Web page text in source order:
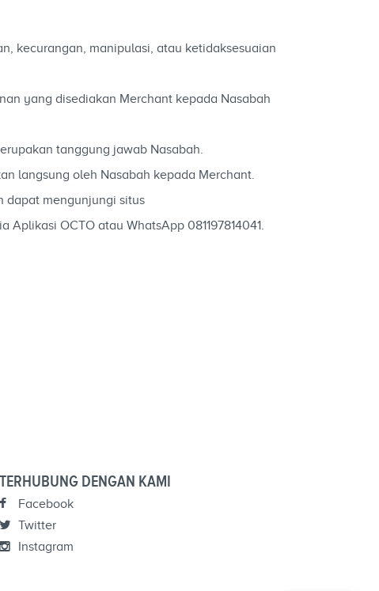
kecurangan, manipulasi, atau ketidaksesuaian
yang disediakan Merchant kepada Nasabah
tanggung jawab Nasabah.
langsung oleh Nasabah kepada Merchant.
dapat mengunjungi situs
OCTO atau WhatsApp 081197814041.
TERHUBUNG DENGAN KAMI
Facebook
Twitter
Instagram